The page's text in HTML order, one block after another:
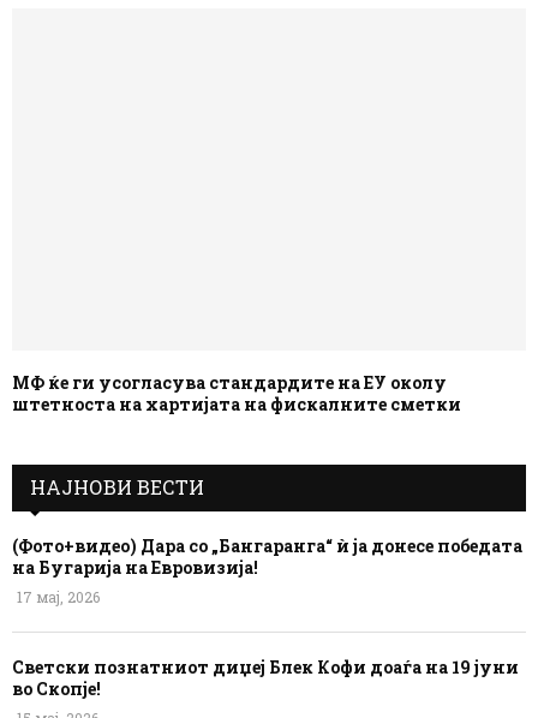
МФ ќе ги усогласува стандардите на ЕУ околу
штетноста на хартијата на фискалните сметки
НАЈНОВИ ВЕСТИ
(Фото+видео) Дара со „Бангаранга“ ѝ ја донесе победата
на Бугарија на Евровизија!
17 мај, 2026
Светски познатниот диџеј Блек Кофи доаѓа на 19 јуни
во Скопје!